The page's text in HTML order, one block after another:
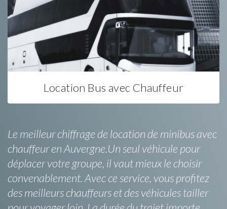
Location Bus avec Chauffeur
Le meilleur chiffrage de location de minibus avec
chauffeur en Auvergne.Un seul véhicule pour
déplacer votre groupe, il vaut mieux le choisir
convenablement. Avec ce service, vous profitez
des meilleurs chauffeurs et des véhicules tailler